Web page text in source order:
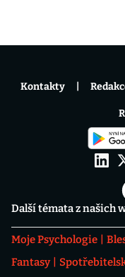
Další témata z našich
Moje Psychologie
Fantasy
Kontakty